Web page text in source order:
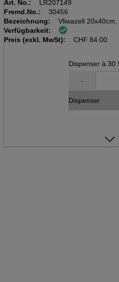
Art. No.:
LR207149
Fremd.No.:
30456
Bezeichnung:
Vliwazell 20x40cm,
Disp à 30 Stk
Saugkompresse
Verfügbarkeit:
Preis (exkl. MwSt):
CHF 84.00
Dispenser à 30
-
Dispenser